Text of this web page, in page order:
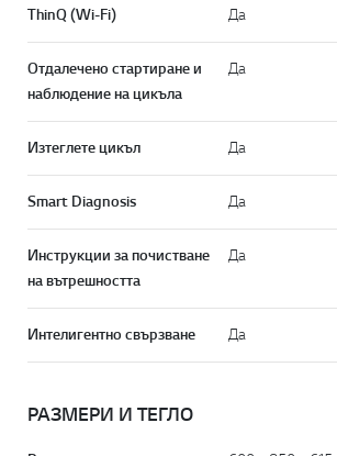
ThinQ (Wi-Fi) Да
Отдалечено стартиране и
наблюдение на цикъла
Да
Изтеглете цикъл Да
Smart Diagnosis Да
Инструкции за почистване
на вътрешността
Да
Интелигентно свързване Да
РАЗМЕРИ И ТЕГЛО
Online Chat